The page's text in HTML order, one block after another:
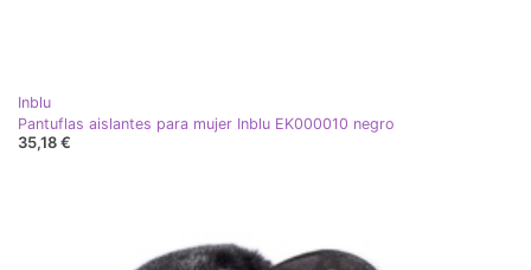
Inblu
Pantuflas aislantes para mujer Inblu EK000010 negro
35,18 €